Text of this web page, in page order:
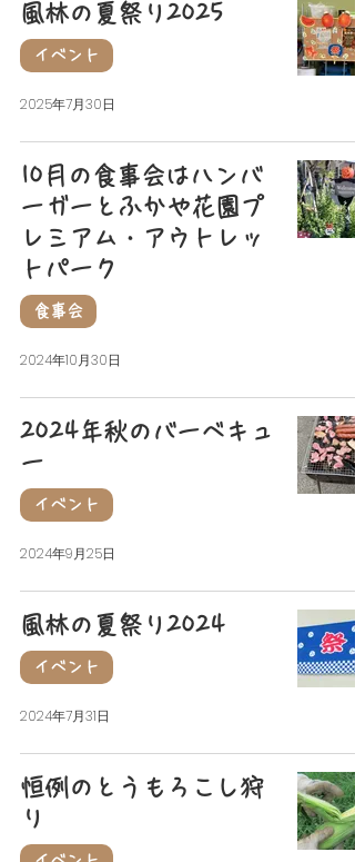
風林の夏祭り2025
イベント
2025年7月30日
10月の食事会はハンバ
ーガーとふかや花園プ
レミアム・アウトレッ
トパーク
食事会
2024年10月30日
2024年秋のバーベキュ
ー
イベント
2024年9月25日
風林の夏祭り2024
イベント
2024年7月31日
恒例のとうもろこし狩
り